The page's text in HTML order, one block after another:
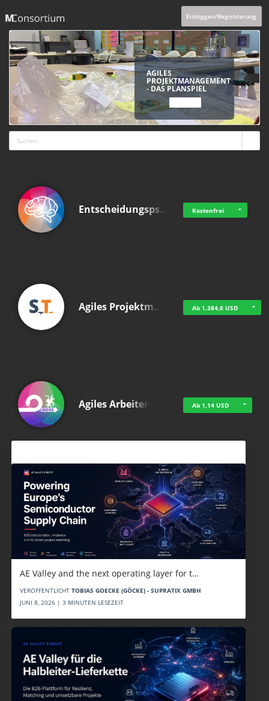
Einloggen/Registrierung
AGILES
PROJEKTMANAGEMENT
- DAS PLANSPIEL
Entscheidungsps… Kostenfrei
Agiles Projektm… Ab 1.384,6 USD
Agiles Arbeiten Ab 1,14 USD
AE Valley and the next operating layer for t…
VERÖFFENTLICHT TOBIAS GOECKE (GÖCKE) - SUPRATIX GMBH
JUNI 8, 2026 | 3 MINUTEN LESEZEIT